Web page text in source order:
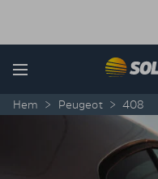
Menu
Hem > Peugeot > 408